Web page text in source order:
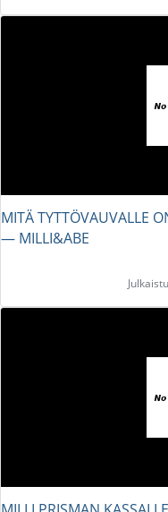
MITÄ TYTTÖVAUVALLE
― MILLI&ABE